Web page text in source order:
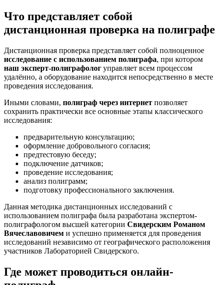
Что представляет собой
дистанционная проверка на полиграфе
Дистанционная проверка представляет собой полноценное
исследование с использованием полиграфа, при котором
наш эксперт-полиграфолог управляет всем процессом
удалённо, а оборудование находится непосредственно в месте
проведения исследования.
Иными словами, полиграф через интернет позволяет
сохранить практически все основные этапы классического
исследования:
предварительную консультацию;
оформление добровольного согласия;
предтестовую беседу;
подключение датчиков;
проведение исследования;
анализ полиграмм;
подготовку профессионального заключения.
Данная методика дистанционных исследований с
использованием полиграфа была разработана экспертом-
полиграфологом высшей категории Свидерским Романом
Вячеславовичем и успешно применяется для проведения
исследований независимо от географического расположения
участников Лабораторией Свидерского.
Где может проводиться онлайн-